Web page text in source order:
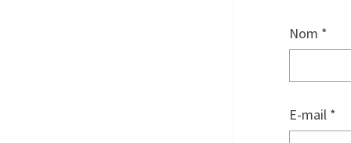
Nom *
E-mail *